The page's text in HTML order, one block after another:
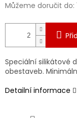
Můžeme doručit do:
Speciální silikátové
obestaveb.
Detailní informace